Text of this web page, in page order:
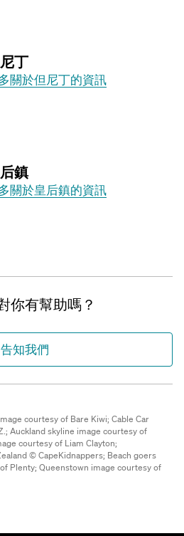
丁
關於但尼丁的資訊
鎮
關於皇后鎮的資訊
你有幫助嗎？
告知我們
courtesy of Bare Kiwi; Cable Car
Auckland skyline image courtesy of
courtesy of Liam Clayton;
© CapeKidnappers; Beach goers
Plenty; Queenstown image courtesy of